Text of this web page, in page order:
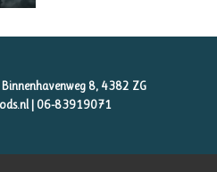
E
n
e
r
u
8, 4382 ZG
| 06-83919071